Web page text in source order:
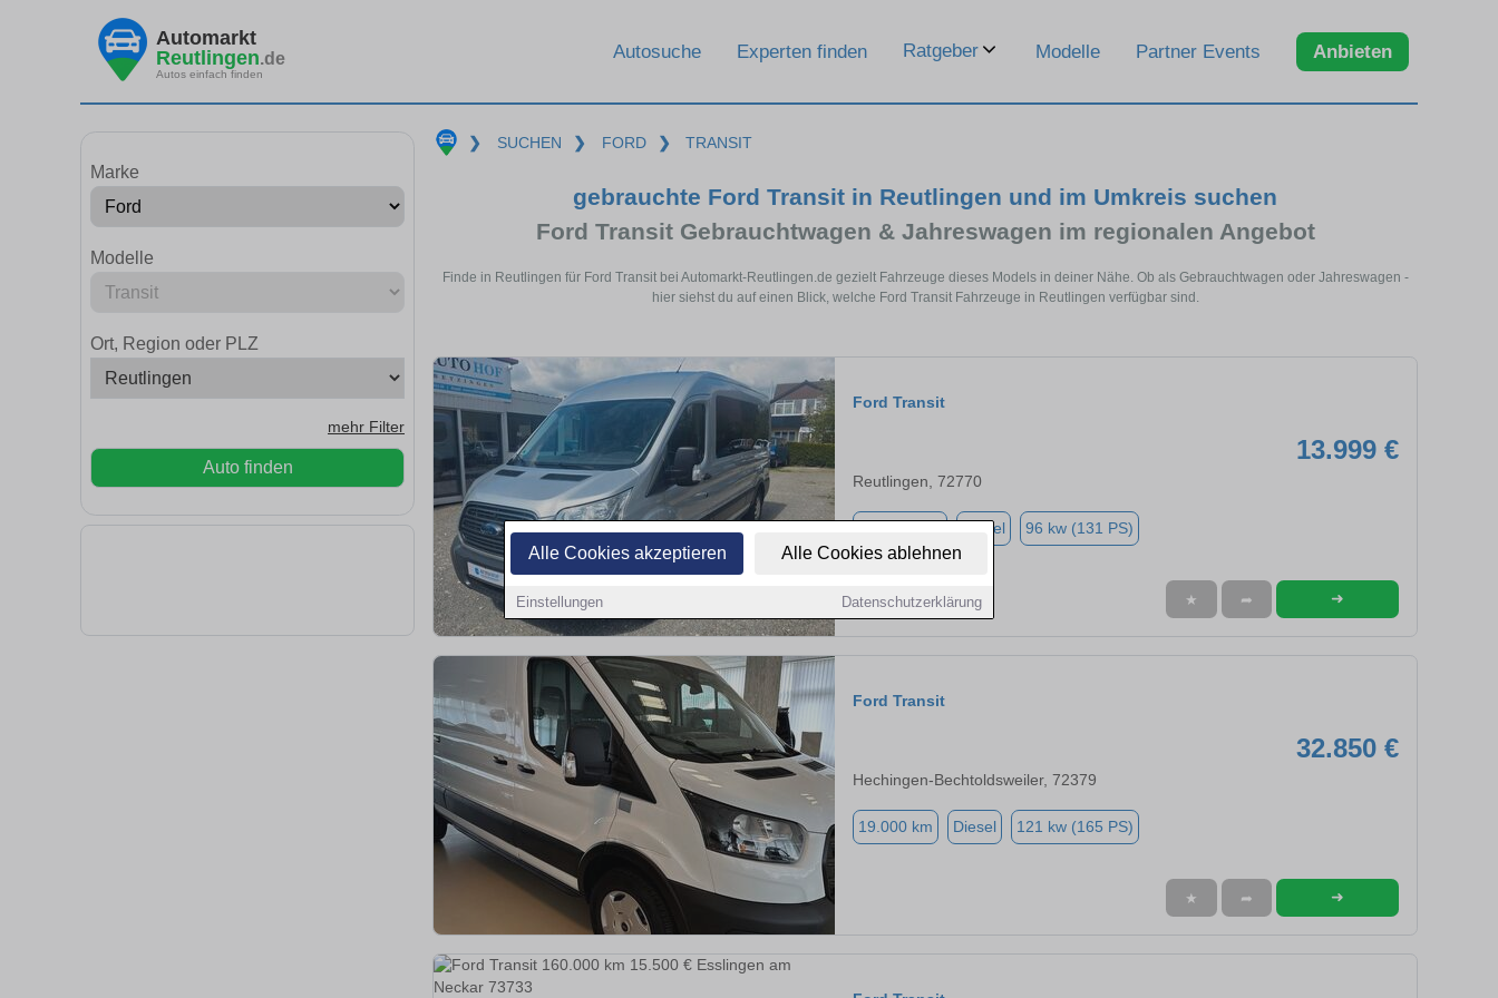
Alle Cookies akzeptieren Alle Cookies ablehnen
Einstellungen Datenschutzerklärung
Automarkt
Reutlingen.de
Autos einfach finden
Autosuche Experten finden Ratgeber Modelle Partner Events Anbieten
Marke
Modelle
Ort, Region oder PLZ
mehr Filter
Auto finden
❯ SUCHEN ❯ FORD ❯ TRANSIT
gebrauchte Ford Transit in Reutlingen und im Umkreis suchen
Ford Transit Gebrauchtwagen & Jahreswagen im regionalen Angebot
Finde in Reutlingen für Ford Transit bei Automarkt-Reutlingen.de gezielt Fahrzeuge dieses Models in deiner Nähe. Ob als Gebrauchtwagen oder Jahreswagen -
hier siehst du auf einen Blick, welche Ford Transit Fahrzeuge in Reutlingen verfügbar sind.
Ford Transit
13.999 €
Reutlingen, 72770
Diesel 96 kw (131 PS)
★ ➦ ➜
Ford Transit
32.850 €
Hechingen-Bechtoldsweiler, 72379
19.000 km Diesel 121 kw (165 PS)
★ ➦ ➜